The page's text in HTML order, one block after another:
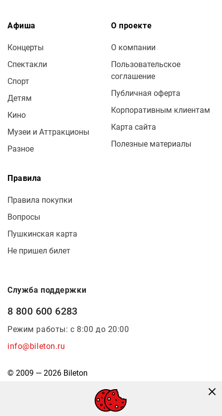
Афиша
Концерты
Спектакли
Спорт
Детям
Кино
Музеи и Аттракционы
Разное
О проекте
О компании
Пользовательское
соглашение
Публичная оферта
Корпоративным клиентам
Карта сайта
Полезные материалы
Правила
Правила покупки
Вопросы
Пушкинская карта
Не пришел билет
Служба поддержки
8 800 600 6283
Режим работы: с 8:00 до 20:00
info@bileton.ru
© 2009 — 2026 Bileton